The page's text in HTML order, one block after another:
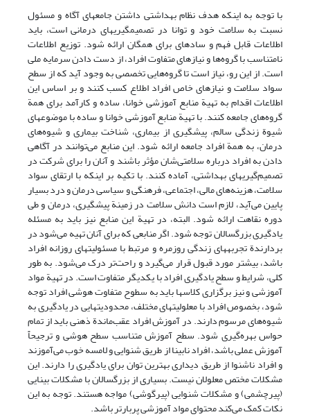
با توجه به اینکه هدف نظام بهداشتی داشتن جامعه‏ای آگاه و مسئول
نسبت به سلامت خود و توانا در تصمیم‏گیریهای درمانی است، باید
اطلاعات قابل فهم و ساده‏ای برای همگان ارائه شود. توزیع اطلاعات
نامتناسب با گروه‌ها و نیازهای متفاوت افراد، از دست دادن سرمایه ملی
است. از این رو، نیاز است تا گروه‌هایی تخصصی به وجود آید که از سطح
سواد سلامت و نیازهای خاص افراد اطلاع کسب کنند و بر اساس این
اطلاعات اقدام به تهیة منابع آموزشی خوانا، ساده و کارآمد برای همة
گروه‌های جامعه کنند. با تهیة منابع آموزشی خوانا و ساده با موضوعهای
شیوة زندگی سالم، پیشگیری از بیماری، شناخت بیماری و شیوه‌های
درمان، به همة افراد جامعه ارائه شود. این منابع می‌توانند در آگاهی
دادن به افراد درباره سلامتی‌شان مؤثر باشند و آنان را برای شرکت در
تصمیم‌‌گیریهای بهداشتی، آماده کنند. با تکیه بر اینکه با ارتقای سواد
سلامت، هزینه‌های مالی، اجتماعی، فرهنگی و سیاسی درمان و درد بسیار
پایین می‌آید، لازم است دانش سلامت در زمینة پیشگیری، درمان و طی
دوره نقاهت ارائه شود. البته، در تهیة این منابع نیز باید به مسئله
یادگیری بزرگسالان توجه شود. اگر منابعی که برای آنان تهیه می‌شود در
بردارندة تجربه‏های زندگی روزمره و مرتبط با مسئولیتهای روزانه افراد
باشد، بیشتر مورد قبول قرار می‌گیرد و راحت‌تر درک می‌شود. به طور
کلی، شرایط و سطح یادگیری افراد با یکدیگر متفاوت است. در تهیة مواد
آموزشی و نیز برگزاری کلاسها باید به سطوح متفاوت هوشی افراد توجه
شود، بخصوص افراد با معلولیتهای مختلف، محدودیتهایی در یادگیری به
شیوه‌های مرسوم دارند. در آموزش افراد عقب‌ماندة ذهنی باید از تمام
حواس بهره‌‌گیری شود. سطح آموزش متناسب سطح هوشی و ترجیحاًً
آموزش عملی باشد، افراد نابینا از طریق شنوایی و لامسه خوب می‌آموزند
و افراد ناشنوا از طریق دیداری بهترین توان برای یادگیری را دارند. این
مشکلات مختص معلولان نیست. بسیاری از بزرگسالان با مشکلات بینایی
(پیرچشمی) و مشکلات شنوایی (پیرگوشی) مواجه هستند. توجه به این
نکات کمک می‌کند محتوای مواد آموزشی پربارتر باشد.